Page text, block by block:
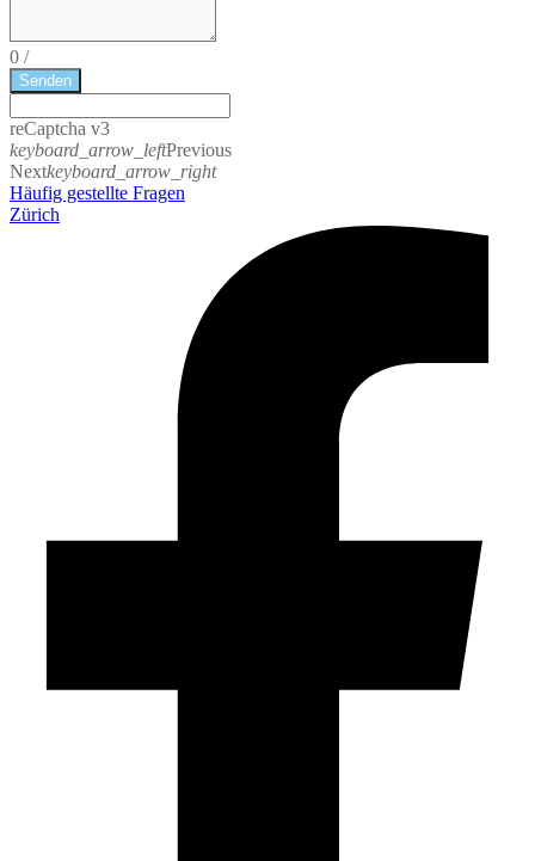
0 /
Senden
reCaptcha v3
keyboard_arrow_leftPrevious
Nextkeyboard_arrow_right
Häufig gestellte Fragen
Zürich